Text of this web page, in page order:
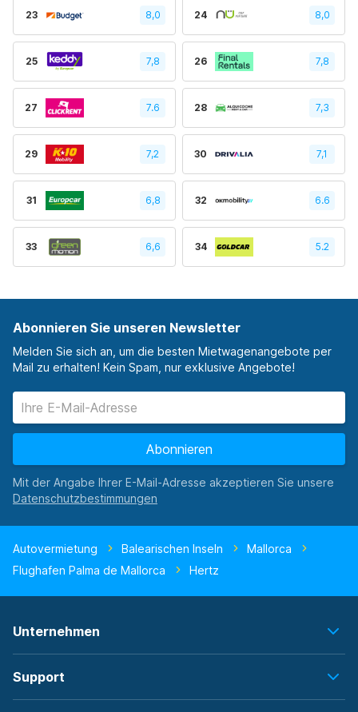
23 8,0 24 8,0
25 7,8 26 7,8
27 7.6 28 7,3
29 7,2 30 7,1
31 6,8 32 6.6
33 6,6 34 5.2
Abonnieren Sie unseren Newsletter
Melden Sie sich an, um die besten Mietwagenangebote per
Mail zu erhalten! Kein Spam, nur exklusive Angebote!
Abonnieren
Mit der Angabe Ihrer E-Mail-Adresse akzeptieren Sie unsere
Autovermietung Balearischen Inseln
Mallorca
Flughafen Palma de Mallorca
Hertz
Unternehmen
Support